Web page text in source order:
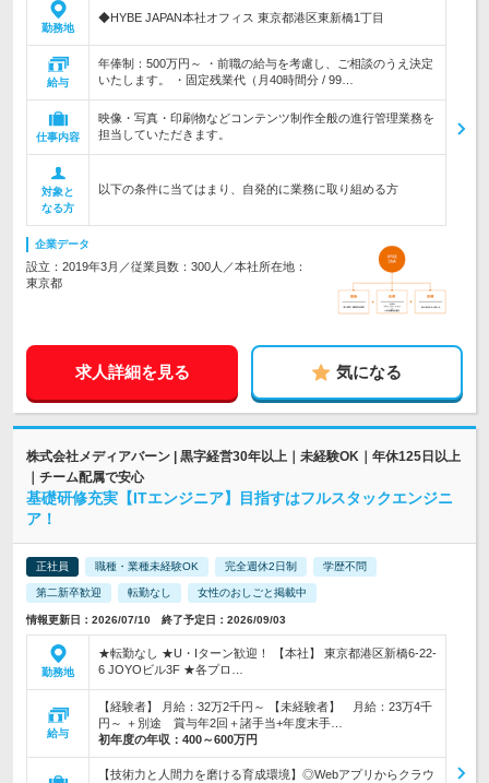
勤務地
◆HYBE JAPAN本社オフィス 東京都港区東新橋1丁目
給与
年俸制：500万円～ ・前職の給与を考慮し、ご相談のうえ決定
いたします。 ・固定残業代（月40時間分 / 99…
仕事内容
映像・写真・印刷物などコンテンツ制作全般の進行管理業務を
担当していただきます。
対象と
なる方
以下の条件に当てはまり、自発的に業務に取り組める方
企業データ
設立：2019年3月／従業員数：300人／本社所在地：
東京都
求人詳細を見る 気になる
株式会社メディアバーン | 黒字経営30年以上｜未経験OK｜年休125日以上
｜チーム配属で安心
基礎研修充実【ITエンジニア】目指すはフルスタックエンジニ
ア！
正社員 職種・業種未経験OK 完全週休2日制 学歴不問
第二新卒歓迎 転勤なし 女性のおしごと掲載中
情報更新日：2026/07/10 終了予定日：2026/09/03
勤務地
★転勤なし ★U・Iターン歓迎！ 【本社】 東京都港区新橋6-22-
6 JOYOビル3F ★各プロ…
給与
【経験者】 月給：32万2千円～ 【未経験者】 月給：23万4千
円～ ＋別途 賞与年2回＋諸手当+年度末手…
初年度の年収： 400～600万円
【技術力と人間力を磨ける育成環境】◎Webアプリからクラウ